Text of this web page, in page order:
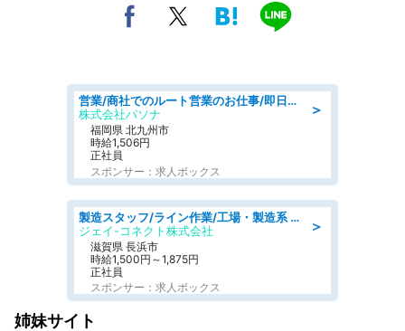
＞
営業/商社でのルート営業のお仕事/即日勤務可/車通勤可/営業
株式会社パソナ
福岡県 北九州市
時給1,506円
正社員
スポンサー：求人ボックス
＞
製造スタッフ/ライン作業/工場・製造系 エンジン部品の機械加工/未経験可/昼食代無料
ジェイ-コネクト株式会社
滋賀県 長浜市
時給1,500円～1,875円
正社員
スポンサー：求人ボックス
姉妹サイト